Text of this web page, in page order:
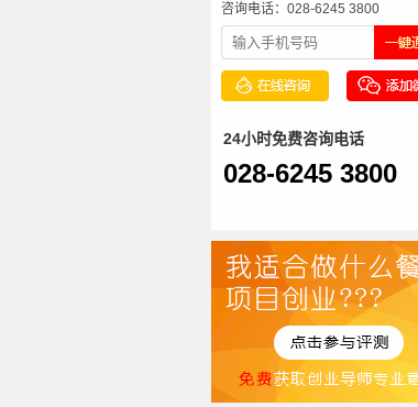
咨询电话：028-6245 3800
24小时免费咨询电话
028-6245 3800